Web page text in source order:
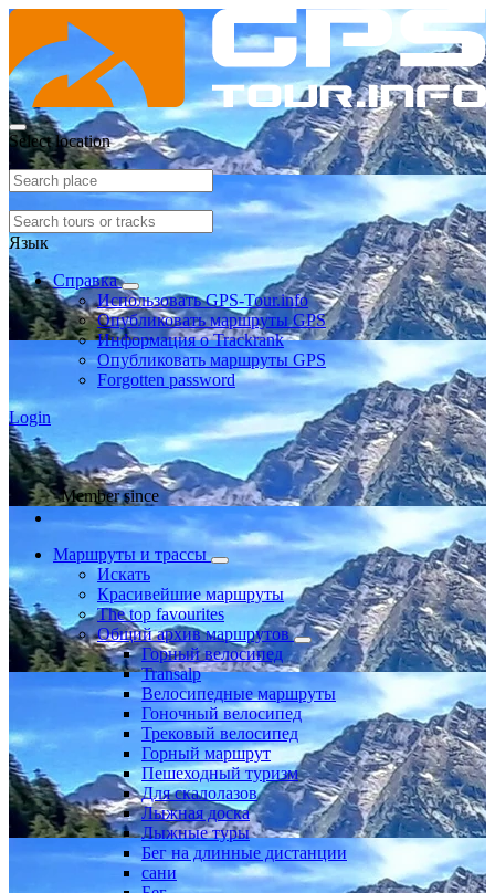
Select location
Язык
Справка
Использовать GPS-Tour.info
Опубликовать маршруты GPS
Информация о Trackrank
Опубликовать маршруты GPS
Forgotten password
Login
Member since
Маршруты и трассы
Искать
Красивейшие маршруты
The top favourites
Общий архив маршрутов
Горный велосипед
Transalp
Велосипедные маршруты
Гоночный велосипед
Трековый велосипед
Горный маршрут
Пешеходный туризм
Для скалолазов
Лыжная доска
Лыжные туры
Бег на длинные дистанции
сани